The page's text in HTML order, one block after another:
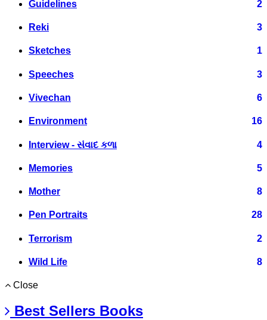
Guidelines 2
Reki 3
Sketches 1
Speeches 3
Vivechan 6
Environment 16
Interview - સંવાદ કળા 4
Memories 5
Mother 8
Pen Portraits 28
Terrorism 2
Wild Life 8
Close
Best Sellers Books